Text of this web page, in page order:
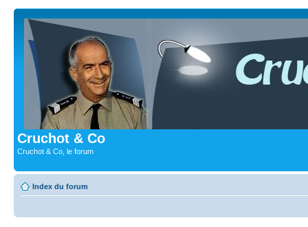
Cruchot & Co
Cruchot & Co, le forum
Index du forum